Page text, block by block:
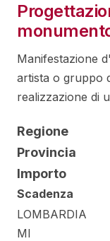
Manifestazione
artista o gruppo
realizzazione di
Regione
Provincia
Importo
Scadenza
LOMBARDIA
MI